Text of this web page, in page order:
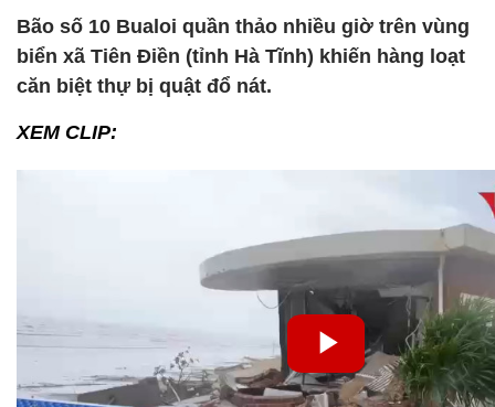
Bão số 10 Bualoi quần thảo nhiều giờ trên vùng
biển xã Tiên Điền (tỉnh Hà Tĩnh) khiến hàng loạt
căn biệt thự bị quật đổ nát.
XEM CLIP: